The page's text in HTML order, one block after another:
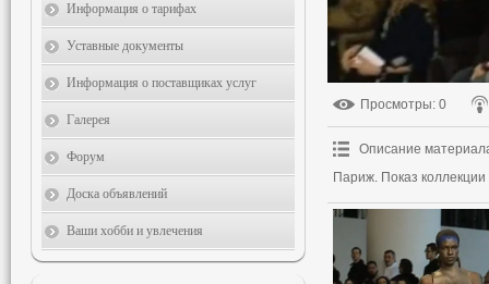
Просмотры: 0
Описание
Париж. Показ
Информация о тарифах
Уставные документы
Информация о поставщиках услуг
Галерея
Форум
Доска объявлений
Ваши хобби и увлечения